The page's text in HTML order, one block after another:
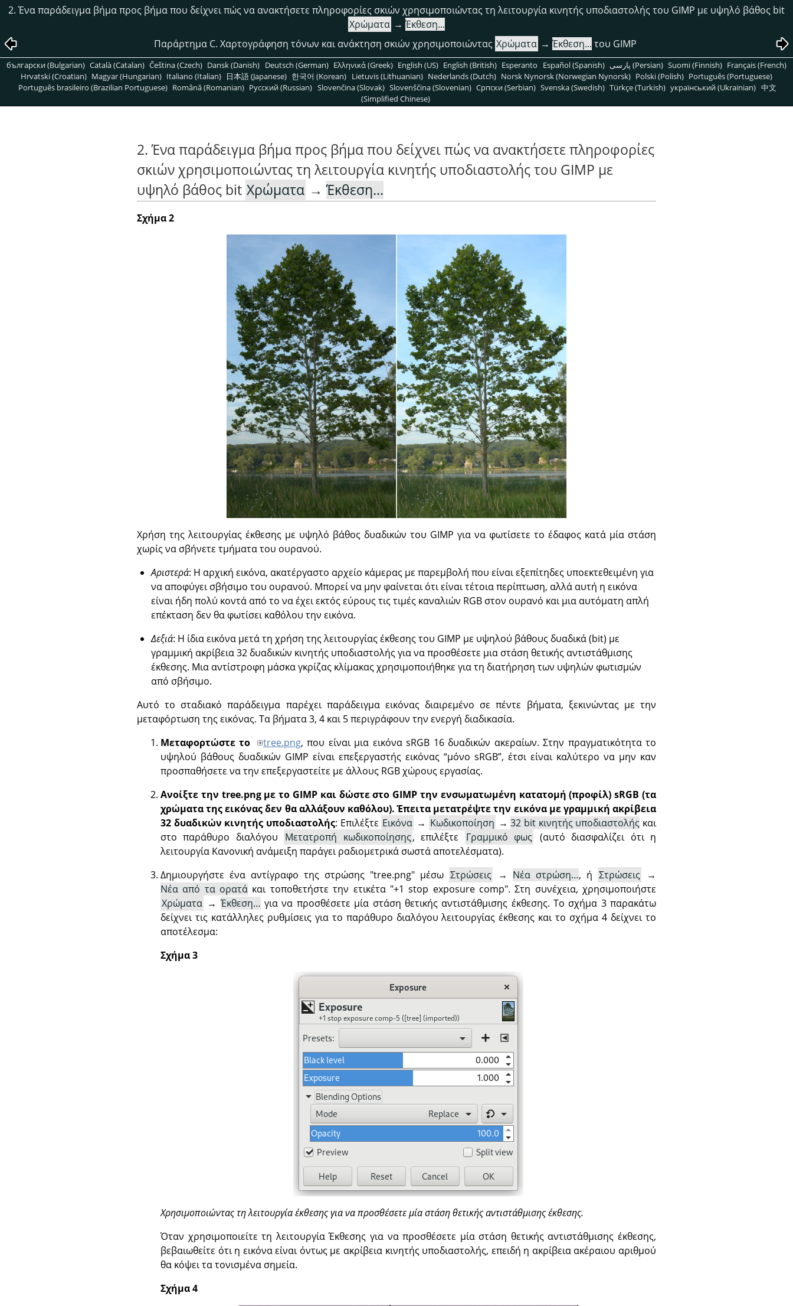
2. Ένα παράδειγμα βήμα προς βήμα που δείχνει πώς να ανακτήσετε πληροφορίες σκιών χρησιμοποιώντας τη λειτουργία κινητής υποδιαστολής του GIMP με υψηλό βάθος bit
Χρώματα → Έκθεση...
Παράρτημα C. Χαρτογράφηση τόνων και ανάκτηση σκιών χρησιμοποιώντας Χρώματα → Έκθεση... του GIMP
български (Bulgarian) Català (Catalan) Čeština (Czech) Dansk (Danish) Deutsch (German) Ελληνικά (Greek) English (US) English (British) Esperanto Español (Spanish) پارسی (Persian) Suomi (Finnish) Français (French)
Hrvatski (Croatian) Magyar (Hungarian) Italiano (Italian) 日本語 (Japanese) 한국어 (Korean) Lietuvis (Lithuanian) Nederlands (Dutch) Norsk Nynorsk (Norwegian Nynorsk) Polski (Polish) Português (Portuguese)
Português brasileiro (Brazilian Portuguese) Română (Romanian) Pусский (Russian) Slovenčina (Slovak) Slovenščina (Slovenian) Српски (Serbian) Svenska (Swedish) Türkçe (Turkish) український (Ukrainian) 中文
(Simplified Chinese)
2. Ένα παράδειγμα βήμα προς βήμα που δείχνει πώς να ανακτήσετε πληροφορίες
σκιών χρησιμοποιώντας τη λειτουργία κινητής υποδιαστολής του GIMP με
υψηλό βάθος bit Χρώματα →Έκθεση...
Σχήμα 2
Χρήση της λειτουργίας έκθεσης με υψηλό βάθος δυαδικών του GIMP για να φωτίσετε το έδαφος κατά μία στάση
χωρίς να σβήνετε τμήματα του ουρανού.
Αριστερά: Η αρχική εικόνα, ακατέργαστο αρχείο κάμερας με παρεμβολή που είναι εξεπίτηδες υποεκτεθειμένη για
να αποφύγει σβήσιμο του ουρανού. Μπορεί να μην φαίνεται ότι είναι τέτοια περίπτωση, αλλά αυτή η εικόνα
είναι ήδη πολύ κοντά από το να έχει εκτός εύρους τις τιμές καναλιών RGB στον ουρανό και μια αυτόματη απλή
επέκταση δεν θα φωτίσει καθόλου την εικόνα.
Δεξιά: Η ίδια εικόνα μετά τη χρήση της λειτουργίας έκθεσης του GIMP με υψηλού βάθους δυαδικά (bit) με
γραμμική ακρίβεια 32 δυαδικών κινητής υποδιαστολής για να προσθέσετε μια στάση θετικής αντιστάθμισης
έκθεσης. Μια αντίστροφη μάσκα γκρίζας κλίμακας χρησιμοποιήθηκε για τη διατήρηση των υψηλών φωτισμών
από σβήσιμο.
Αυτό το σταδιακό παράδειγμα παρέχει παράδειγμα εικόνας διαιρεμένο σε πέντε βήματα, ξεκινώντας με την
μεταφόρτωση της εικόνας. Τα βήματα 3, 4 και 5 περιγράφουν την ενεργή διαδικασία.
Μεταφορτώστε το
tree.png, που είναι μια εικόνα sRGB 16 δυαδικών ακεραίων. Στην πραγματικότητα το
υψηλού βάθους δυαδικών GIMP είναι επεξεργαστής εικόνας “μόνο sRGB”, έτσι είναι καλύτερο να μην καν
προσπαθήσετε να την επεξεργαστείτε με άλλους RGB χώρους εργασίας.
Ανοίξτε την tree.png με το GIMP και δώστε στο GIMP την ενσωματωμένη κατατομή (προφίλ) sRGB (τα
χρώματα της εικόνας δεν θα αλλάξουν καθόλου). Έπειτα μετατρέψτε την εικόνα με γραμμική ακρίβεια
32 δυαδικών κινητής υποδιαστολής: Επιλέξτε Εικόνα → Κωδικοποίηση →32 bit κινητής υποδιαστολής και
στο παράθυρο διαλόγου
Μετατροπή κωδικοποίησης, επιλέξτε Γραμμικό φως
(αυτό διασφαλίζει ότι η
λειτουργία Κανονική ανάμειξη παράγει ραδιομετρικά σωστά αποτελέσματα).
Δημιουργήστε ένα αντίγραφο της στρώσης "tree.png" μέσω Στρώσεις → Νέα στρώση…, ή Στρώσεις
→
Νέα από τα ορατά και τοποθετήστε την ετικέτα "+1 stop exposure comp". Στη συνέχεια, χρησιμοποιήστε
Χρώματα →Έκθεση… για να προσθέσετε μία στάση θετικής αντιστάθμισης έκθεσης. Το σχήμα 3 παρακάτω
δείχνει τις κατάλληλες ρυθμίσεις για το παράθυρο διαλόγου λειτουργίας έκθεσης και το σχήμα 4 δείχνει το
αποτέλεσμα:
Σχήμα 3
Χρησιμοποιώντας τη λειτουργία έκθεσης για να προσθέσετε μία στάση θετικής αντιστάθμισης έκθεσης.
Όταν χρησιμοποιείτε τη λειτουργία Έκθεσης για να προσθέσετε μία στάση θετικής αντιστάθμισης έκθεσης,
βεβαιωθείτε ότι η εικόνα είναι όντως με ακρίβεια κινητής υποδιαστολής, επειδή η ακρίβεια ακέραιου αριθμού
θα κόψει τα τονισμένα σημεία.
Σχήμα 4